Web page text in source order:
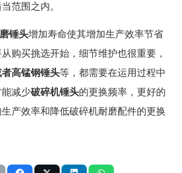
范围之内。
锤头增加寿命使其增加生产效率节省
购买挑选开始，细节维护也很重要，
高锰钢锤头等，都需要在运用过程中
减少破碎机锤头的更换频率，更好的
产效率和降低破碎机耐磨配件的更换